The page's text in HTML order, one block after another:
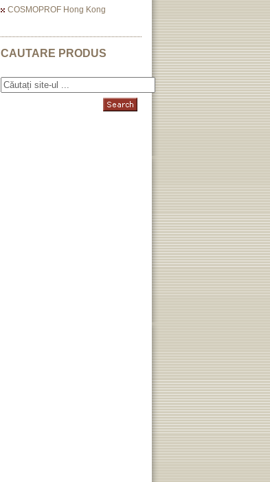
COSMOPROF Hong Kong
CAUTARE PRODUS